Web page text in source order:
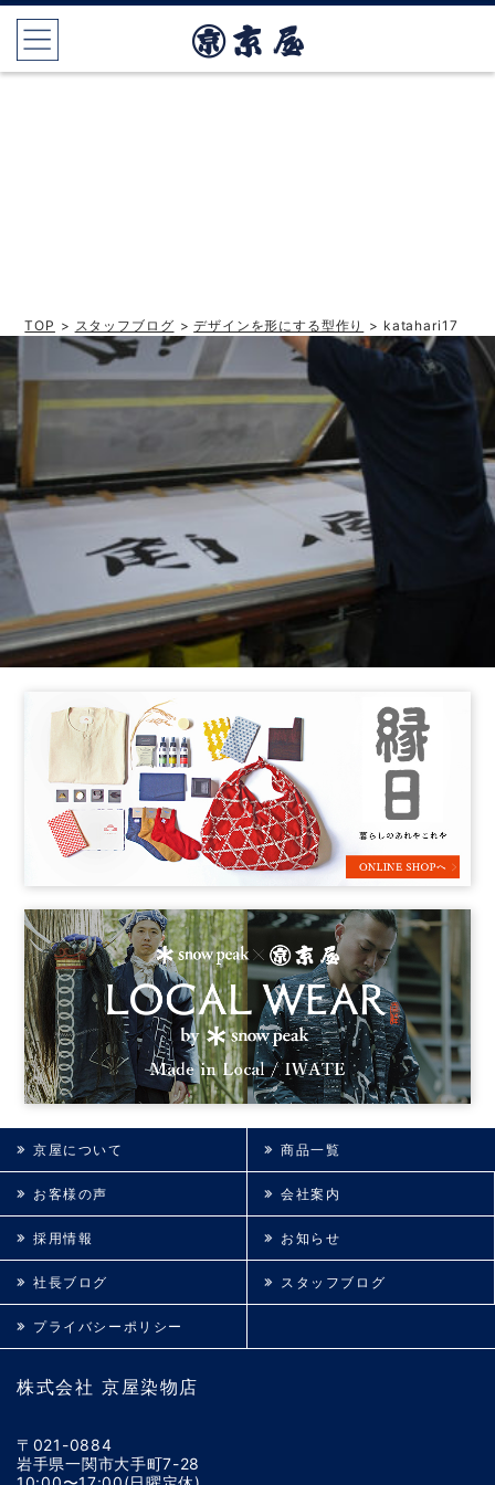
TOP > スタッフブログ >デザインを形にする型作り > katahari17
株式会社 京屋染物店
〒021-0884
岩手県一関市大手町7-28
京屋について 商品一覧
お客様の声 会社案内
採用情報 お知らせ
社長ブログ スタッフブログ
プライバシーポリシー